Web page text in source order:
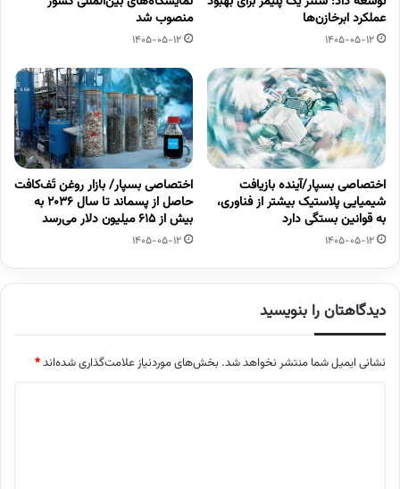
عملکرد ابرخازن‌ها
1405-05-12
منصوب شد
1405-05-12
اختصاصی بسپار/آینده بازیافت
شیمیایی پلاستیک بیشتر از فناوری،
به قوانین بستگی دارد
1405-05-12
اختصاصی بسپار/ بازار روغن تَف‌کافت
حاصل از پسماند تا سال ۲۰۳۶ به
بیش از ۶۱۵ میلیون دلار می‌رسد
1405-05-12
دیدگاهتان را بنویسید
نشانی ایمیل شما منتشر نخواهد شد. بخش‌های موردنیاز علامت‌گذاری شده‌اند*